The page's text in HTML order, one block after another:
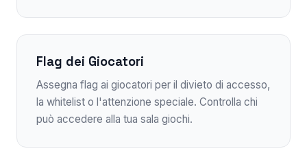
Flag dei Giocatori
Assegna flag ai giocatori per il divieto di accesso,
la whitelist o l'attenzione speciale. Controlla chi
può accedere alla tua sala giochi.